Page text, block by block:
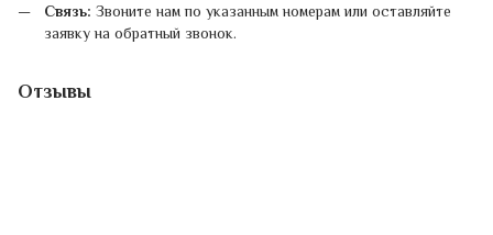
Связь: Звоните нам по указанным номерам или оставляйте
заявку на обратный звонок.
Отзывы